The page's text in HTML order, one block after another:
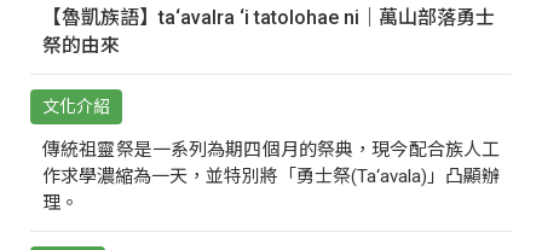
【魯凱族語】ta‘avalra ‘i tatolohae ni｜萬山部落勇士
祭的由來
文化介紹
傳統祖靈祭是一系列為期四個月的祭典，現今配合族人工
作求學濃縮為一天，並特別將「勇士祭(Ta‘avala)」凸顯辦
理。